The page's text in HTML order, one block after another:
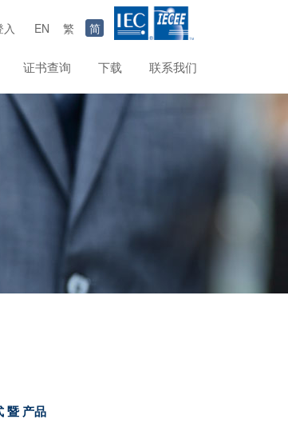
入 EN 繁 简
证书查询 下载 联系我们
暨 产品